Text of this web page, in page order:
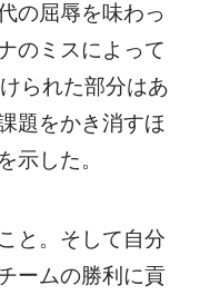
の屈辱を味わっ
のミスによって
られた部分はあ
題をかき消すほ
示した。
と。そして自分
ームの勝利に貢